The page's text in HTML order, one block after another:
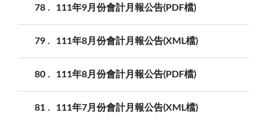
78 111年9月份會計月報公告(PDF檔)
79 111年8月份會計月報公告(XML檔)
80 111年8月份會計月報公告(PDF檔)
81 111年7月份會計月報公告(XML檔)